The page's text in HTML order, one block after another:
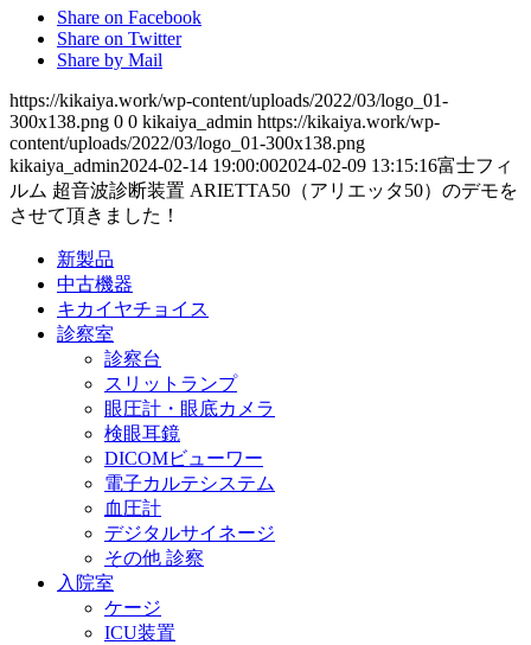
Share on Facebook
Share on Twitter
Share by Mail
https://kikaiya.work/wp-content/uploads/2022/03/logo_01-
300x138.png 0 0 kikaiya_admin https://kikaiya.work/wp-
content/uploads/2022/03/logo_01-300x138.png
kikaiya_admin2024-02-14 19:00:002024-02-09 13:15:16富士フィ
ルム 超音波診断装置 ARIETTA50（アリエッタ50）のデモを
させて頂きました！
新製品
中古機器
キカイヤチョイス
診察室
診察台
スリットランプ
眼圧計・眼底カメラ
検眼耳鏡
DICOMビューワー
電子カルテシステム
血圧計
デジタルサイネージ
その他 診察
入院室
ケージ
ICU装置